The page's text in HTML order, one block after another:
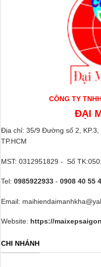
CÔNG TY
ĐẠI
Địa chỉ: 35/9 Đường số 2, KP.3,
TP.HCM
MST: 0312951829 - Số
Tel: 0985922933 - 0908 40 55
Email:
Website: https://
CHI NHÁNH